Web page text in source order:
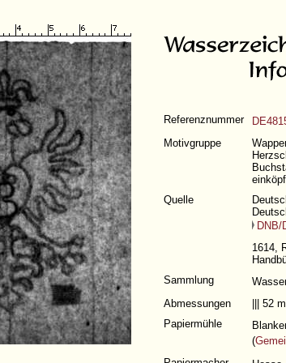
Referenznummer
Motivgruppe
Quelle
DNB/
1614,
Sammlung
Abmessungen
||| 52
Papiermühle
(